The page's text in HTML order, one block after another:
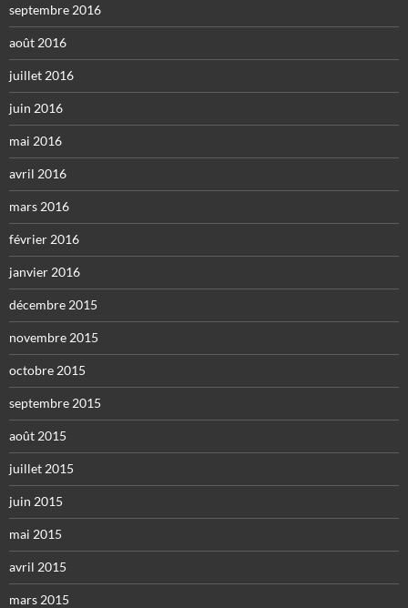
septembre 2016
août 2016
juillet 2016
juin 2016
mai 2016
avril 2016
mars 2016
février 2016
janvier 2016
décembre 2015
novembre 2015
octobre 2015
septembre 2015
août 2015
juillet 2015
juin 2015
mai 2015
avril 2015
mars 2015